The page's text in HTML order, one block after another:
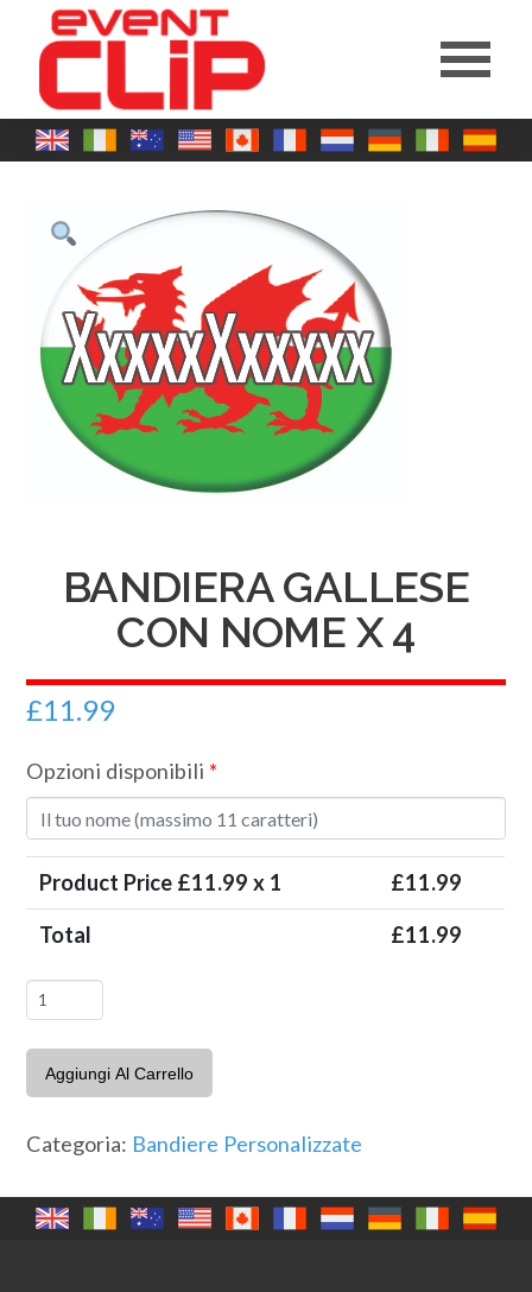
BANDIERA GALLESE
CON NOME X 4
£11.99
Opzioni disponibili *
Product Price £11.99 x 1 £11.99
Total
£11.99
Bandiera
con
nome
x
quantità
Aggiungi Al Carrello
Categoria: Bandiere Personalizzate